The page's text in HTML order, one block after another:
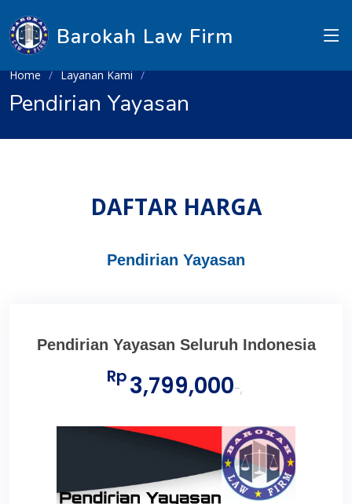
Barokah Law Firm
Home Layanan Kami
Pendirian Yayasan
DAFTAR HARGA
Pendirian Yayasan
Pendirian Yayasan Seluruh Indonesia
Rp3,799,000-,